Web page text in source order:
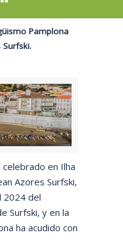
Pamplona
en Ilha
Azores Surfski,
2024 del
Surfski, y en la
ha acudido con